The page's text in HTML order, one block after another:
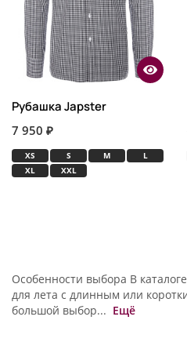
Рубашка Japster
7 950 ₽
XS S M
L
XL
XXL
Особенности выбора В
для лета с длинным или
большой выбор... Ещё